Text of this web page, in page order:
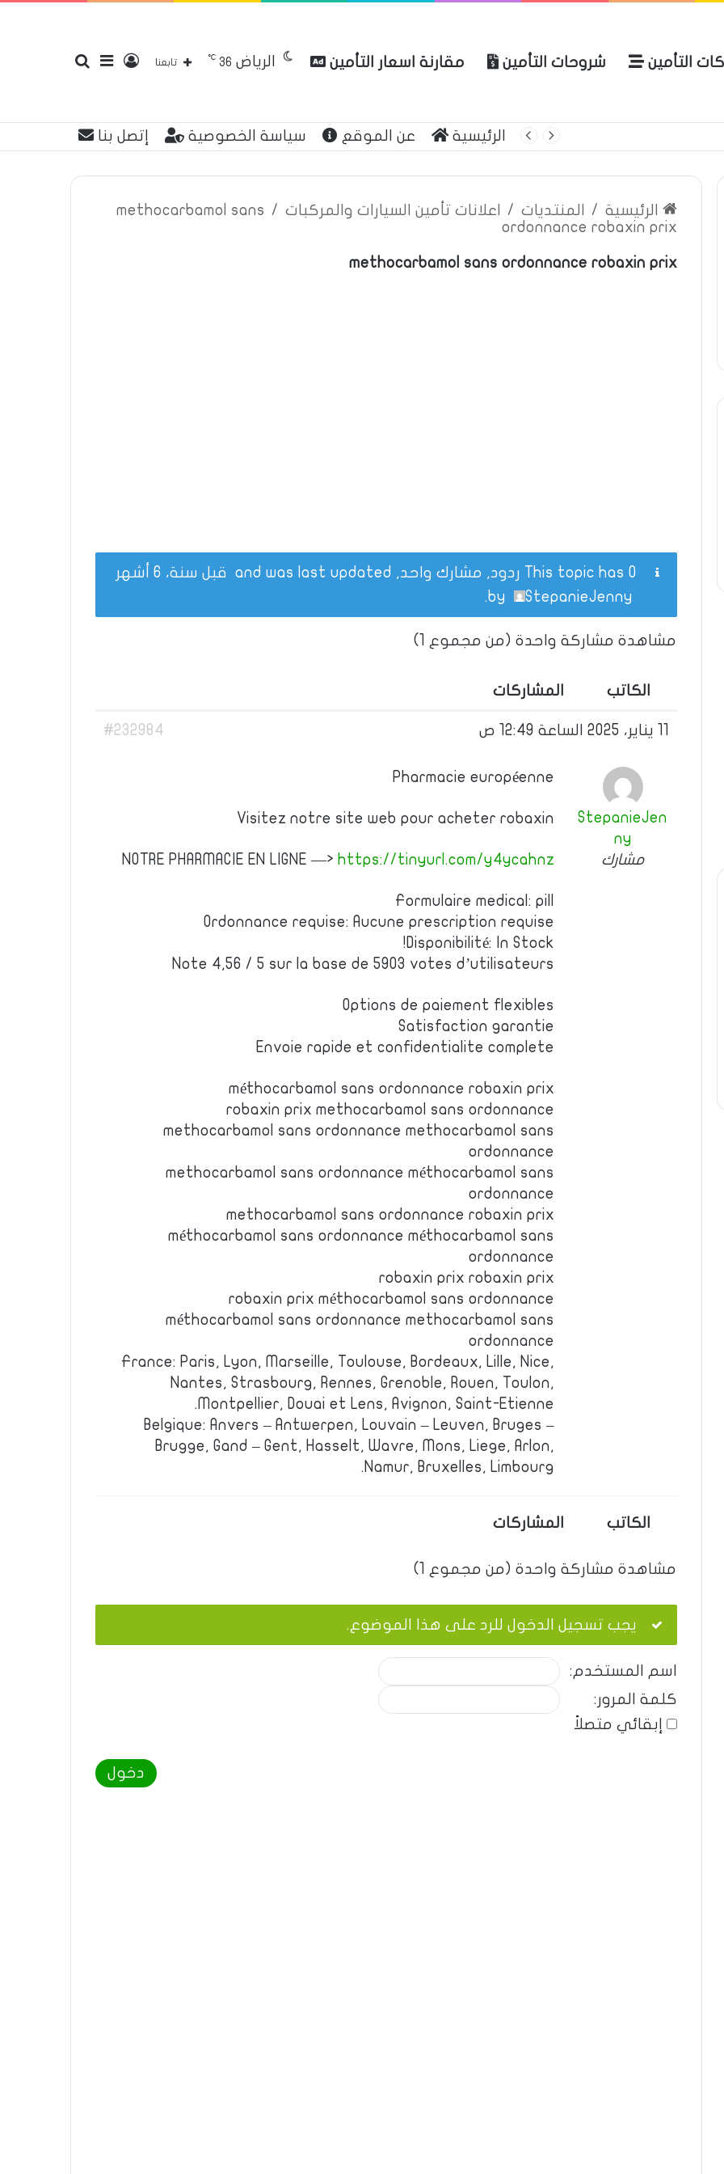
التأمين شروحات التأمين مقارنة اسعار التأمين إضافة
عمود
تسجيل
الدخول
تابعنا الرياض 36
℃
الرئيسية عن الموقع سياسة الخصوصية إتصل بنا
الرئيسية / المنتديات / اعلانات تأمين السيارات والمركبات /
methocarbamol sans
ordonnance robaxin prix
methocarbamol sans ordonnance robaxin prix
This topic has 0 ردود, مشارك واحد, and was last updated
قبل سنة، 6 أشهر
by
StepanieJenny
.
مشاهدة مشاركة واحدة (من مجموع 1)
الكاتب المشاركات
#232984
StepanieJen
ny
مشارك
Pharmacie européenne
Visitez notre site web pour acheter robaxin
NOTRE PHARMACIE EN LIGNE —> https://tinyurl.com/y4ycahnz
Formulaire medical: pill
Ordonnance requise: Aucune prescription requise
Disponibilité: In Stock!
Note 4,56 / 5 sur la base de 5903 votes d’utilisateurs
Options de paiement flexibles
Satisfaction garantie
Envoie rapide et confidentialite complete
méthocarbamol sans ordonnance robaxin prix
robaxin prix methocarbamol sans ordonnance
methocarbamol sans ordonnance methocarbamol sans
ordonnance
methocarbamol sans ordonnance méthocarbamol sans
ordonnance
methocarbamol sans ordonnance robaxin prix
méthocarbamol sans ordonnance méthocarbamol sans
ordonnance
robaxin prix robaxin prix
robaxin prix méthocarbamol sans ordonnance
méthocarbamol sans ordonnance methocarbamol sans
ordonnance
France: Paris, Lyon, Marseille, Toulouse, Bordeaux, Lille, Nice,
Nantes, Strasbourg, Rennes, Grenoble, Rouen, Toulon,
Montpellier, Douai et Lens, Avignon, Saint-Etienne.
Belgique: Anvers – Antwerpen, Louvain – Leuven, Bruges –
Brugge, Gand – Gent, Hasselt, Wavre, Mons, Liege, Arlon,
Namur, Bruxelles, Limbourg.
الكاتب المشاركات
مشاهدة مشاركة واحدة (من مجموع 1)
يجب تسجيل الدخول للرد على هذا الموضوع.
اسم المستخدم:
كلمة المرور:
إبقائي متصلاً
دخول